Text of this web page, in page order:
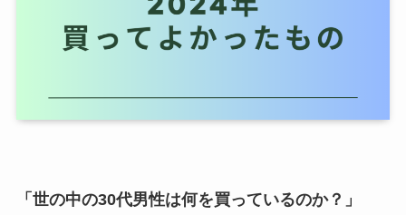
「世の中の30代男性は何を買っているのか？」